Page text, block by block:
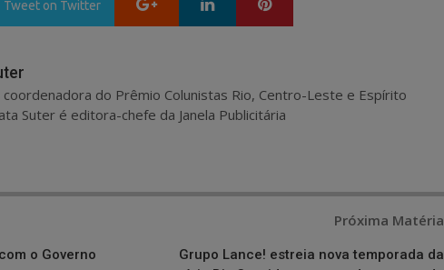
Tweet on Twitter
coordenadora do Prêmio Colunistas Rio, Centro-Leste e Espírito
Suter é editora-chefe da Janela Publicitária
o Governo
Próxima Matéria
Grupo Lance! estreia nova temporada da